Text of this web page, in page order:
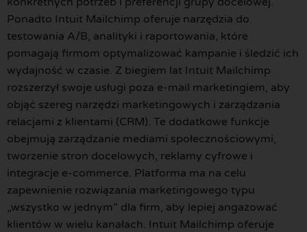
Ponadto Intuit Mailchimp oferuje narzędzia do
testowania A/B, analityki i raportowania, które
pomagają firmom optymalizować kampanie i śledzić ich
wydajność w czasie. Z biegiem lat Intuit Mailchimp
rozszerzył swoje usługi poza e-mail marketingiem, aby
objąć szereg narzędzi marketingowych i zarządzania
relacjami z klientami (CRM). Te dodatkowe funkcje
obejmują zarządzanie mediami społecznościowymi,
tworzenie stron docelowych, reklamy cyfrowe i
integracje e-commerce. Platforma ma na celu
zapewnienie rozwiązania marketingowego typu
„wszystko w jednym” dla firm, aby lepiej angażować
klientów w wielu kanałach. Intuit Mailchimp oferuje